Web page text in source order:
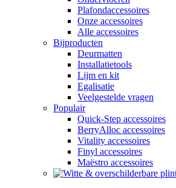
Plafondaccessoires
Onze accessoires
Alle accessoires
Bijproducten
Deurmatten
Installatietools
Lijm en kit
Egalisatie
Veelgestelde vragen
Populair
Quick-Step accessoires
BerryAlloc accessoires
Vitality accessoires
Finyl accessoires
Maëstro accessoires